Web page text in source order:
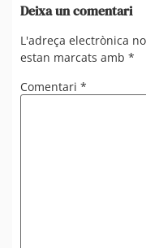
Deixa un comentari
L'adreça electrònica
estan marcats amb *
Comentari *